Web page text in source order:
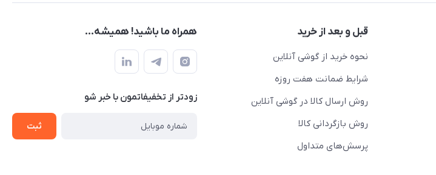
قبل و بعد از خرید
نحوه خرید از گوشی آنلاین
شرایط ضمانت هفت روزه
روش ارسال کالا در گوشی آنلاین
روش بازگردانی کالا
پرسش‌های متداول
همراه ما باشید! همیشه...
زودتر از تخفیفاتمون با خبر شو
ثبت